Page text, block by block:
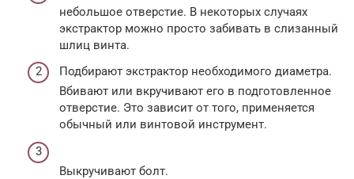
небольшое отверстие. В некоторых случаях
экстрактор можно просто забивать в слизанный
шлиц винта.
Подбирают экстрактор необходимого диаметра.
Вбивают или вкручивают его в подготовленное
отверстие. Это зависит от того, применяется
обычный или винтовой инструмент.
Выкручивают болт.